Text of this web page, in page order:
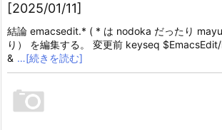
[2025/01/11]
結論 emacsedit.* ( * は nodoka だったり
り） を編集する。 変更前 keyseq
& …[続きを読む]